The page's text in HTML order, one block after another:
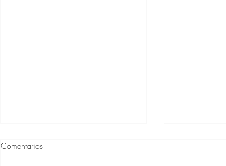
Comentarios